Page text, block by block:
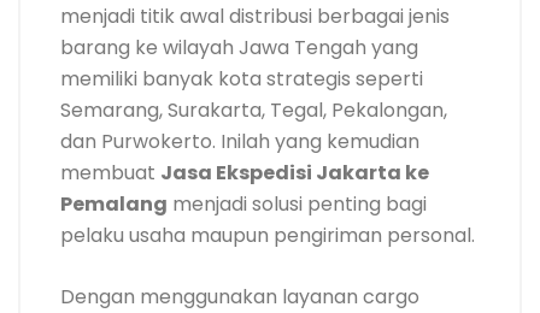
menjadi titik awal distribusi berbagai jenis
barang ke wilayah Jawa Tengah yang
memiliki banyak kota strategis seperti
Semarang, Surakarta, Tegal, Pekalongan,
dan Purwokerto. Inilah yang kemudian
membuat Jasa Ekspedisi Jakarta ke
Pemalang menjadi solusi penting bagi
pelaku usaha maupun pengiriman personal.
Dengan menggunakan layanan cargo